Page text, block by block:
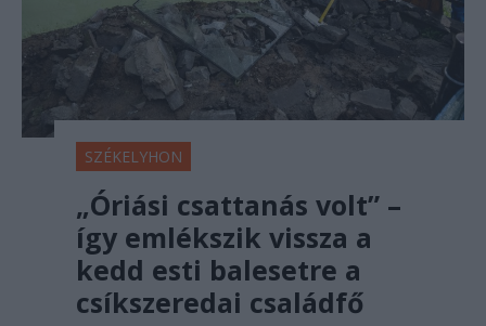
SZÉKELYHON
„Óriási csattanás volt” –
így emlékszik vissza a
kedd esti balesetre a
csíkszeredai családfő